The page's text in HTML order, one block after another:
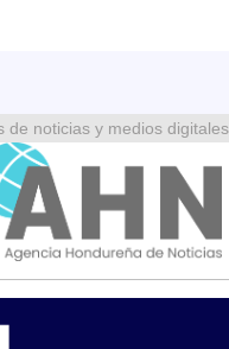
de noticias y medios digitales